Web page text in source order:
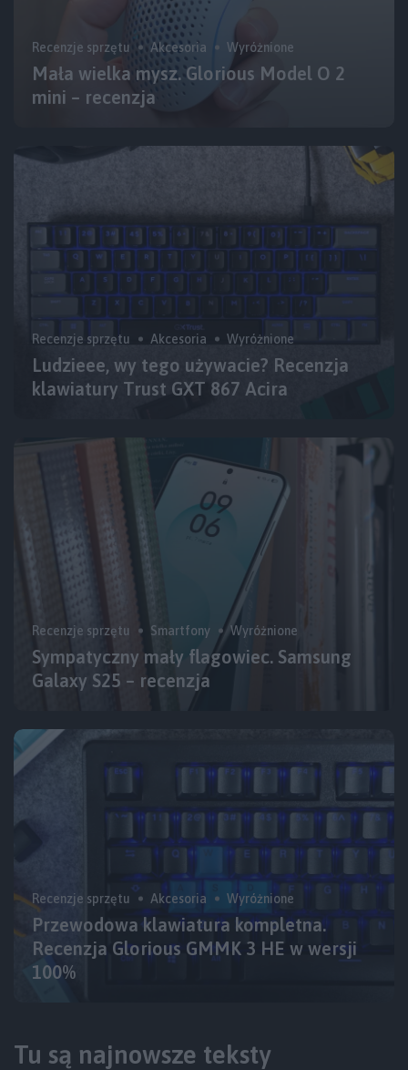
Recenzje sprzętu Akcesoria Wyróżnione
Mała wielka mysz. Glorious Model O 2
mini – recenzja
Recenzje sprzętu Akcesoria Wyróżnione
Ludzieee, wy tego używacie? Recenzja
klawiatury Trust GXT 867 Acira
Recenzje sprzętu Smartfony Wyróżnione
Sympatyczny mały flagowiec. Samsung
Galaxy S25 – recenzja
Recenzje sprzętu Akcesoria Wyróżnione
Przewodowa klawiatura kompletna.
Recenzja Glorious GMMK 3 HE w wersji
100%
Tu są najnowsze teksty